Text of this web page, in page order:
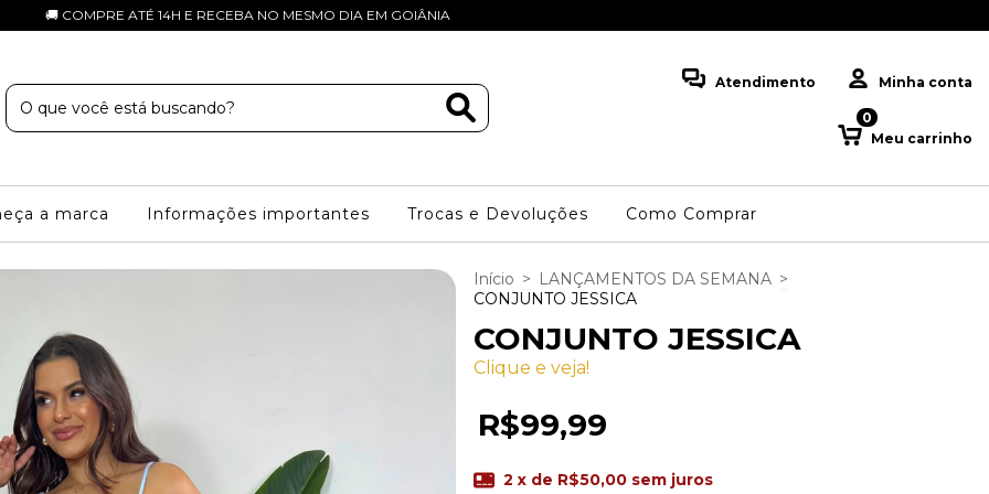
🚚 COMPRE ATÉ 14H E RECEBA NO MESMO DIA EM GOIÂNIA
Atendimento Minha conta
Meu carrinho
0
a marca Informações importantes Trocas e Devoluções Como Comprar
Início > LANÇAMENTOS DA SEMANA >
CONJUNTO JESSICA
CONJUNTO JESSICA
Clique e veja!
R$99,99
2 x de R$50,00 sem juros